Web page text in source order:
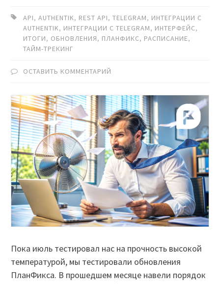
API,AUTHENTIK, REST API,TELEGRAM, ИНТЕГРАЦИИ С
AUTHENTIK, ИНТЕГРАЦИИ С TELEGRAM, ИНТЕРФЕЙС,
ИТОГИ, ОБНОВЛЕНИЯ, ПЛАНФИКС, РАСПИСАНИЕ,
ТАЙМ-ТРЕКИНГ
ОСТАВИТЬ КОММЕНТАРИЙ
Пока июль тестировал нас на прочность высокой
температурой, мы тестировали обновления
ПланФикса. В прошедшем месяце навели порядок